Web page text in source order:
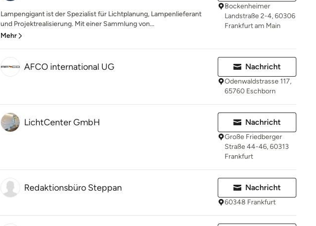
Lampengigant ist der Spezialist für Lichtplanung, Lampenlieferant
und Projektrealisierung. Mit einer Sammlung von...
Mehr
Bockenheimer
Landstraße 2-4, 60306
Frankfurt am Main
AFCO international UG Nachricht
Odenwaldstrasse 117,
65760 Eschborn
LichtCenter GmbH Nachricht
Große Friedberger
Straße 44-46, 60313
Frankfurt
Redaktionsbüro Steppan Nachricht
60348 Frankfurt